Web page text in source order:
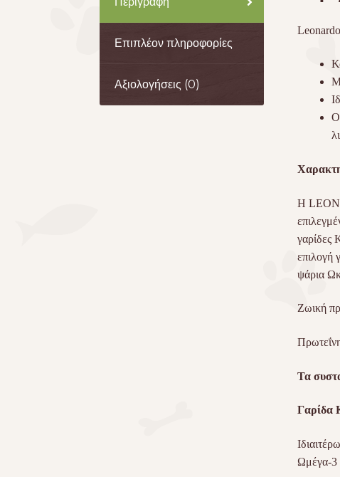
Επιπλέον πληροφορίες
Αξιολογήσεις (0)
Η
γαρίδες
επιλογή
ψάρια
Ζωική
Τα
Γαρίδα
Ωμέγα-3